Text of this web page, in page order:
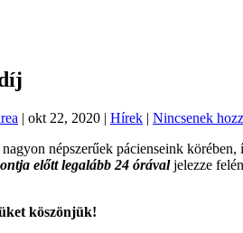
| okt 22, 2020 | Hírek | Nincsenek
népszerűek pácienseink
előtt legalább 24 órávaljelezze
köszönjük!